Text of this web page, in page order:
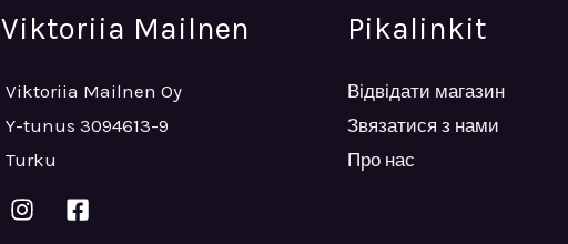
Viktoriia Mailnen
Viktoriia Mailnen Oy
Y-tunus 3094613-9
Turku
Pikalinkit
Відвідати магазин
Звязатися з нами
Про нас